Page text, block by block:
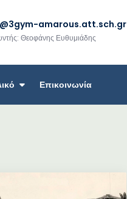
amarous.att.sch.gr
Θεοφάνης Ευθυμιάδης
Επικοινωνία